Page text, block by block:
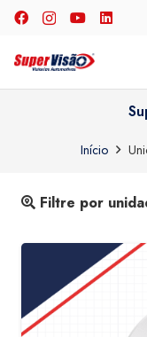
Início
Filtre por